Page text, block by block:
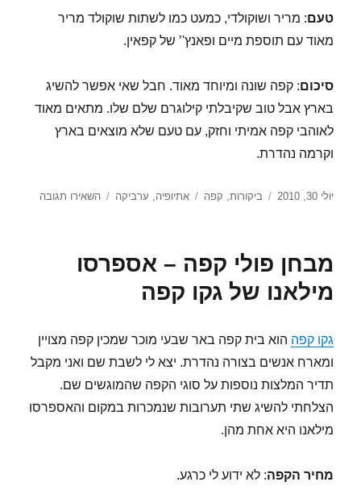
טעם: מריר ושוקולדי, כמעט כמו לשתות שוקולד מריר
מאוד עם תוספת מיים ופאנץ'’ של קפאין.
סיכום: קפה שונה ומיוחד מאוד. חבל שאי אפשר להשיג
בארץ אבל טוב שקיבלתי קילוגרם שלם שלו. מתאים מאוד
לאוהבי קפה אמיתי וחזק, עם טעם שלא מוצאים בארץ
וקרמה נהדרת.
פורסם
יולי 30, 2010 קטגוריות
ביקורות, קפה תגיות
אתיופיה, ערביקה השאירו תגובה
מבחן פולי קפה – אספרסו
מילאנו של גקו קפה
גקו קפה הוא בית קפה באר שבעי מוכר שמכין קפה מצויין
ומארח אנשים בצורה נהדרת. יצא לי לשבת שם ואני מקבל
תדיר המלצות נוספות על סוגי הקפה שהמוגשים שם.
הצלחתי להשיג שתי תערובות שנמכרות במקום והאספרסו
מילאנו היא אחת מהן.
מחיר הקפה: לא ידוע לי כרגע.